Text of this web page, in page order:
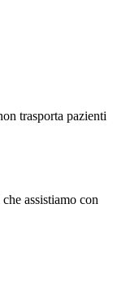
trasporta pazienti
assistiamo con